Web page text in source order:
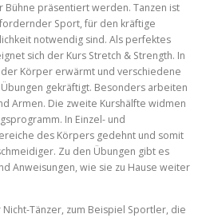
präsentiert werden. Tanzen ist
Sport, für den kräftige
notwendig sind. Als perfektes
sich der Kurs Stretch & Strength. In
Körper erwärmt und verschiedene
gekräftigt. Besonders arbeiten
Armen. Die zweite Kurshälfte widmen
In Einzel- und
des Körpers gedehnt und somit
Zu den Übungen gibt es
Anweisungen, wie sie zu Hause weiter
Tänzer, zum Beispiel Sportler, die